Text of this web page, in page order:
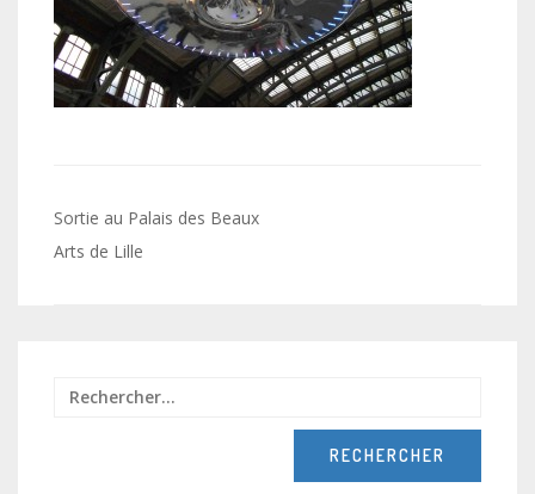
Navigation
de
Sortie au Palais des Beaux
Arts de Lille